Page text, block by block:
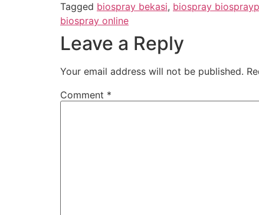
Tagged biospray bekasi, biospray
biospray online
Leave a Reply
Your email address will not be published.
Comment *